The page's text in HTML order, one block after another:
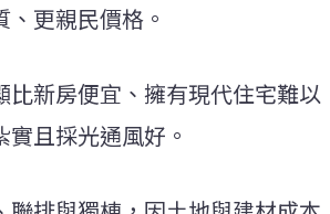
更親民價格。
新房便宜、擁有現代住宅難以
且採光通風好。